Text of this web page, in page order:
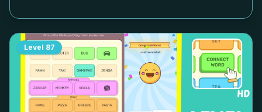
Level 87